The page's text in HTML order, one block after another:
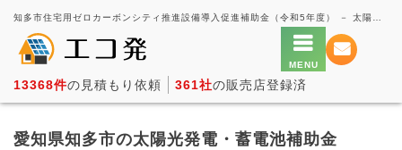
13368件の見積もり依頼 361社の販売店登録済
愛知県知多市の太陽光発電・蓄電池補助金